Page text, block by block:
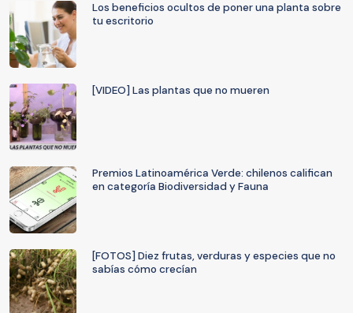
Los beneficios ocultos de poner una planta sobre
tu escritorio
[VIDEO] Las plantas que no mueren
Premios Latinoamérica Verde: chilenos califican
en categoría Biodiversidad y Fauna
[FOTOS] Diez frutas, verduras y especies que no
sabías cómo crecían